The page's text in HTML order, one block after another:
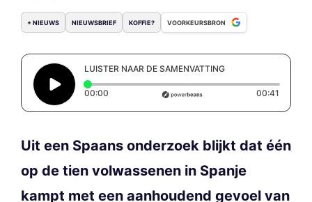
+ NIEUWS NIEUWSBRIEF KOFFIE? VOORKEURSBRON
LUISTER NAAR DE SAMENVATTING
00:00 Elapsed time: 0 seconds 00:41
Uit een Spaans onderzoek blijkt dat één
op de tien volwassenen in Spanje
kampt met een aanhoudend gevoel van